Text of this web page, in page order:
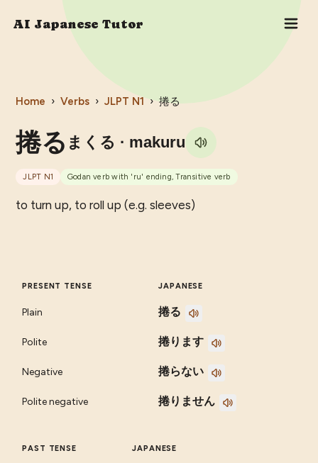
AI Japanese Tutor
Home › Verbs › JLPT N1 › 捲る
捲る まくる · makuru
JLPT N1 Godan verb with 'ru' ending, Transitive verb
to turn up, to roll up (e.g. sleeves)
PRESENT TENSE JAPANESE
Plain 捲る
Polite 捲ります
Negative 捲らない
Polite negative 捲りません
PAST TENSE JAPANESE